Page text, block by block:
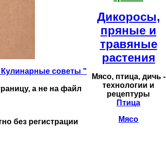
Кулинарные советы "
а не на файл
без регистрации
Дикоросы,
пряные и
травяные
растения
Мясо, птица, дичь -
технологии и
рецептуры
Птица
Мясо